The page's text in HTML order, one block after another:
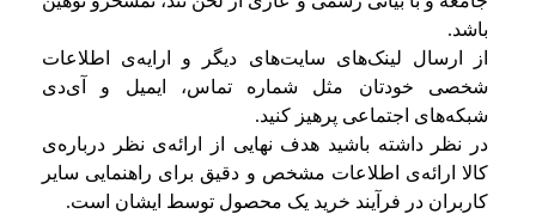
باشد.
از ارسال لینک‌های سایت‌های دیگر و ارایه‌ی اطلاعات
شخصی خودتان مثل شماره تماس، ایمیل و آی‌دی
شبکه‌های اجتماعی پرهیز کنید.
در نظر داشته باشید هدف نهایی از ارائه‌ی نظر درباره‌ی
کالا ارائه‌ی اطلاعات مشخص و دقیق برای راهنمایی سایر
کاربران در فرآیند خرید یک محصول توسط ایشان است.